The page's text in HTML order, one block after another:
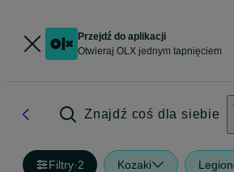
Przejdź do aplikacji
Otwieraj OLX jednym tapnięciem
Znajdź coś dla siebie
Filtry·2 Kozaki